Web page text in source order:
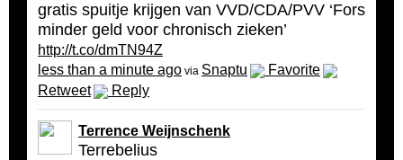
gratis spuitje krijgen van VVD/CDA/PVV ‘Fors
minder geld voor chronisch zieken’
http://t.co/dmTN94Z
less than a minute ago via Snaptu
Favorite
Retweet
Reply
Terrence Weijnschenk
Terrebelius